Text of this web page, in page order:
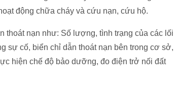
động chữa cháy và cứu nạn, cứu hộ.
thoát nạn như: Số lượng, tình trạng của các lối
sự cố, biển chỉ dẫn thoát nạn bên trong cơ sở,
hiện chế độ bảo dưỡng, đo điện trở nối đất